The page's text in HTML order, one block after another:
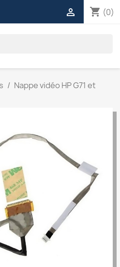
shopping_cart (0)

Nappe vidéo HP G71 et